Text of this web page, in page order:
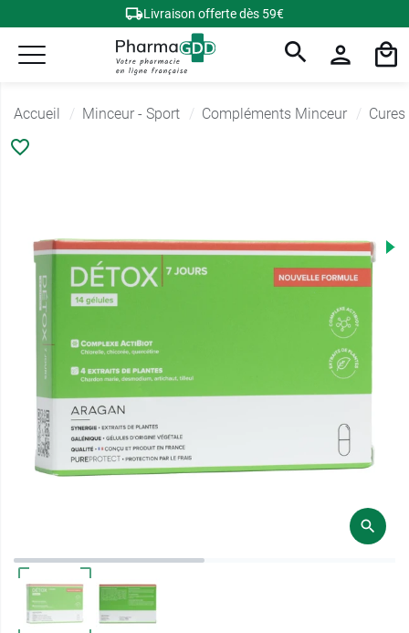
Livraison offerte dès 59€
Accueil Minceur - Sport Compléments Minceur